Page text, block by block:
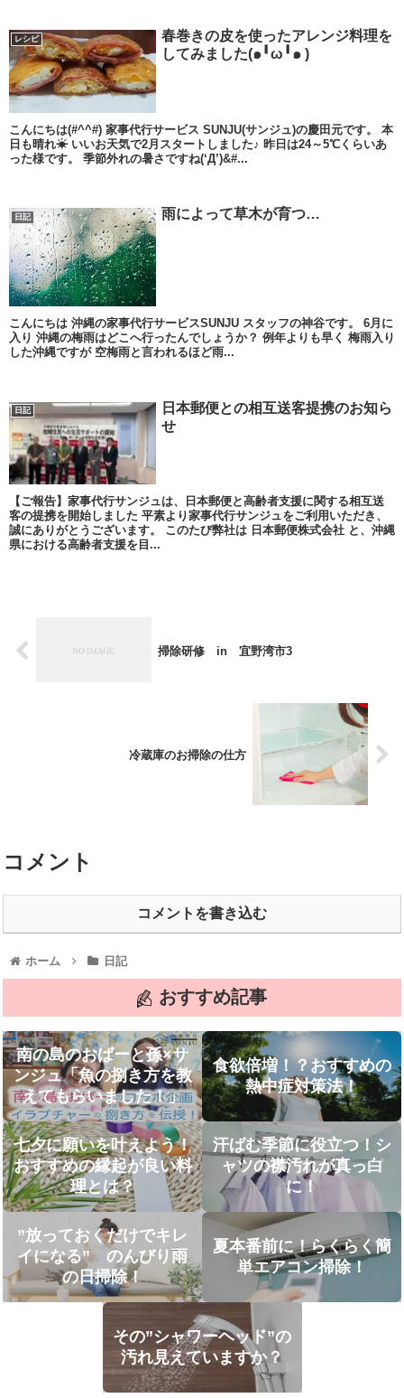
レシピ
春巻きの皮を使ったアレンジ料理を
してみました(๑╹ω╹๑ )
こんにちは(#^^#) 家事代行サービス SUNJU(サンジュ)の慶田元です。 本
日も晴れ☀ いいお天気で2月スタートしました♪ 昨日は24～5℃くらいあ
った様です。 季節外れの暑さですね(‘Д’)&#...
日記 雨によって草木が育つ…
こんにちは 沖縄の家事代行サービスSUNJU スタッフの神谷です。 6月に
入り 沖縄の梅雨はどこへ行ったんでしょうか？ 例年よりも早く 梅雨入り
した沖縄ですが 空梅雨と言われるほど雨...
日記
日本郵便との相互送客提携のお知ら
せ
【ご報告】家事代行サンジュは、日本郵便と高齢者支援に関する相互送
客の提携を開始しました 平素より家事代行サンジュをご利用いただき、
誠にありがとうございます。 このたび弊社は 日本郵便株式会社 と、沖縄
県における高齢者支援を目...
掃除研修 in 宜野湾市3
冷蔵庫のお掃除の仕方
コメント
コメントを書き込む
ホーム 日記
おすすめ記事
南の島のおばーと孫×サ
ンジュ「魚の捌き方を教
えてもらいました！」
食欲倍増！？おすすめの
熱中症対策法！
七夕に願いを叶えよう！
おすすめの縁起が良い料
理とは？
汗ばむ季節に役立つ！シ
ャツの襟汚れが真っ白
に！
”放っておくだけでキレ
イになる” のんびり雨
の日掃除！
夏本番前に！らくらく簡
単エアコン掃除！
その”シャワーヘッド”の
汚れ見えていますか？